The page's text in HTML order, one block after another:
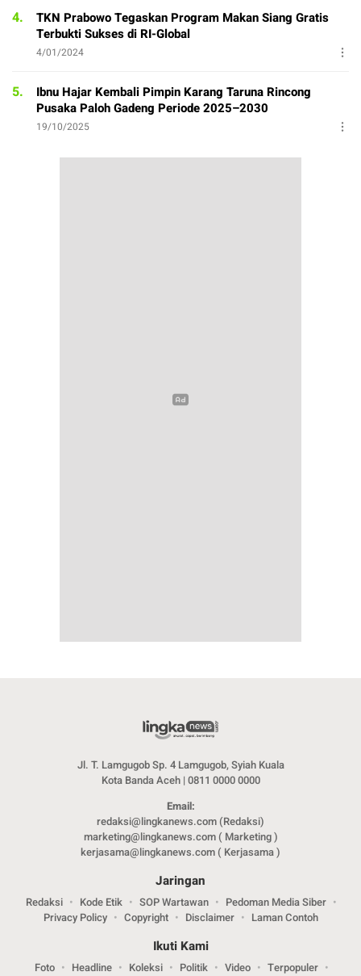
4.
TKN Prabowo Tegaskan Program Makan Siang Gratis
Terbukti Sukses di RI-Global
4/01/2024
5.
Ibnu Hajar Kembali Pimpin Karang Taruna Rincong
Pusaka Paloh Gadeng Periode 2025–2030
19/10/2025
Jl. T. Lamgugob Sp. 4 Lamgugob, Syiah Kuala
Kota Banda Aceh | 0811 0000 0000
Email:
redaksi@lingkanews.com (Redaksi)
marketing@lingkanews.com ( Marketing )
kerjasama@lingkanews.com ( Kerjasama )
Jaringan
Redaksi Kode Etik SOP Wartawan
Pedoman Media Siber
Privacy Policy
Copyright Disclaimer Laman Contoh
Ikuti Kami
Foto Headline Koleksi Politik Video
Terpopuler